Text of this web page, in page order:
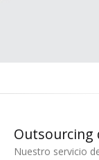
Outsourcing
Nuestro servicio